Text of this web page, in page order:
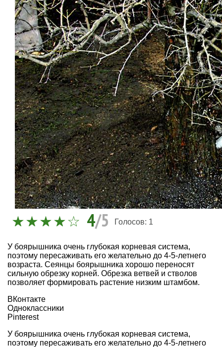
4/5 Голосов: 1
У боярышника очень глубокая корневая система,
поэтому пересаживать его желательно до 4-5-летнего
возраста. Сеянцы боярышника хорошо переносят
сильную обрезку корней. Обрезка ветвей и стволов
позволяет формировать растение низким штамбом.
ВКонтакте
Одноклассники
Pinterest
У боярышника очень глубокая корневая система,
поэтому пересаживать его желательно до 4-5-летнего